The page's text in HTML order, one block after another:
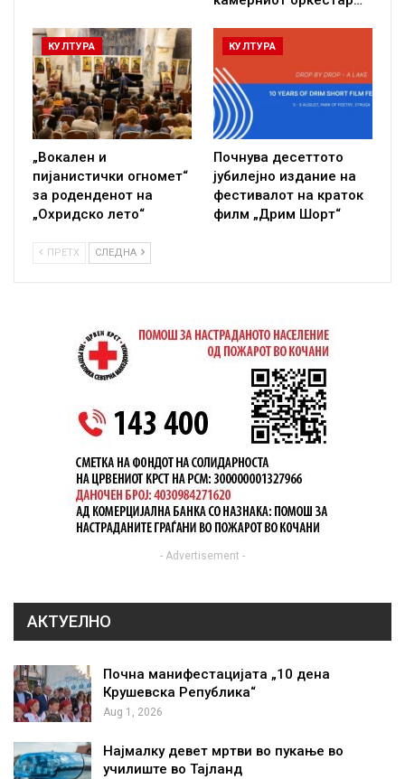
КУЛТУРА
„Вокален и
пијанистички огномет“
за роденденот на
„Охридско лето“
КУЛТУРА
Почнува десеттото
јубилејно издание на
фестивалот на краток
филм „Дрим Шорт“
ПРЕТХ СЛЕДНА
- Advertisement -
АКТУЕЛНО
Почна манифестацијата „10 дена
Крушевска Република“
Aug 1, 2026
Најмалку девет мртви во пукање во
училиште во Тајланд